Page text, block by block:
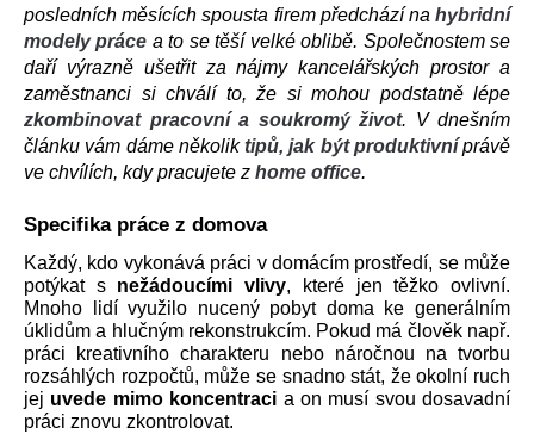
posledních měsících spousta firem předchází na hybridní
modely práce a to se těší velké oblibě. Společnostem se
daří výrazně ušetřit za nájmy kancelářských prostor a
zkombinovat pracovní a soukromý život. V dnešním
článku vám dáme několik tipů, jak být produktivní právě
ve chvílích, kdy pracujete z home office.
Specifika práce z domova
Každý, kdo vykonává práci v domácím prostředí, se může
potýkat s nežádoucími vlivy, které jen těžko ovlivní.
Mnoho lidí využilo nucený pobyt doma ke generálním
úklidům a hlučným rekonstrukcím. Pokud má člověk např.
práci kreativního charakteru nebo náročnou na tvorbu
rozsáhlých rozpočtů, může se snadno stát, že okolní ruch
jej uvede mimo koncentraci a on musí svou dosavadní
práci znovu zkontrolovat.